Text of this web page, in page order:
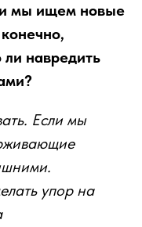
мы ищем новые
навредить
Если мы
упор на